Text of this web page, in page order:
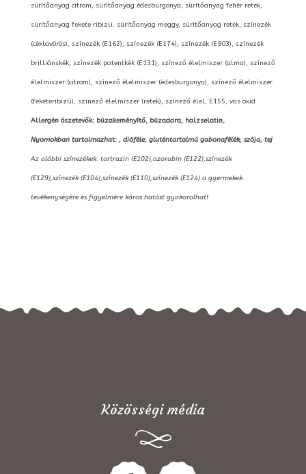
sürítőanyag citrom, sürítőanyag édesburgonya, sürítőanyag fehér retek,
sürítőanyag fekete ribizli, sürítőanyag meggy, sürítőanyag retek, színezék
(céklavörös), színezék (E162), színezék (E174), színezék (E903), színezék
brilliánskék, színezék patentkék (E131), színező élelmiszer (alma), színező
élelmiszer (citrom), színező élelmiszer (édesburgonya), színező élelmiszer
(feketeribizli), színező élelmiszer (retek), színező élel, E155, vas oxid
Allergén öszetevők: búzakeményítő, búzadara, halzselatin,
Nyomokban tartalmazhat: , dióféle, gluténtartalmú gabonafélék, szója, tej
Az alábbi színezékek: tartrazin (E102),azorubin (E122),színezék
(E129),színezék (E104),színezék (E110),színezék (E124) a gyermekek
tevékenységére és figyelmére káros hatást gyakorolhat!
Közösségi média